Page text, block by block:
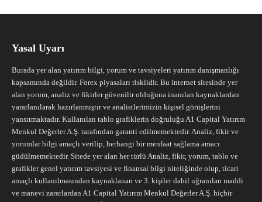
Yasal Uyarı
Burada yer alan yatırım bilgi, yorum ve tavsiyeleri yatırım danışmanlığı
kapsamında değildir. Forex piyasaları risklidir. Bu internet sitesinde yer
alan yorum, analiz ve fikirler güvenilir olduğuna inanılan kaynaklardan
yararlanılarak hazırlanmıştır ve analistlerimizin kişisel görüşlerini
yansıtmaktadır. Kullanılan tablo grafiklerin doğruluğu A1 Capital Yatırım
Menkul Değerler A.Ş. tarafından garanti edilmemektedir. Analiz, fikir ve
yorumlar bilgi amaçlı verilip, herhangi bir menfaat sağlama amacı
güdülmemektedir. Sitede yer alan her türlü Analiz, fikir, yorum, tablo ve
grafikler genel yatırım tavsiyesi ve finansal bilgi niteliğinde olup, ticari
amaçlı kullanılmasından kaynaklanan ve 3. kişiler dahil uğranılan maddi
ve manevi zararlardan A1 Capital Yatırım Menkul Değerler A.Ş. hiçbir